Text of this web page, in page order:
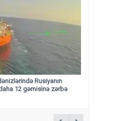
Rusiyanın
12 gəmisinə zərbə